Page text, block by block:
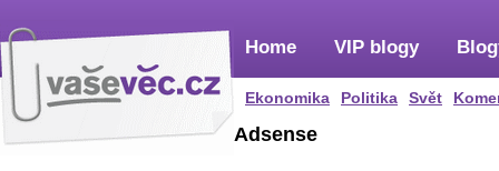
Home
Ekonomika Politika Svět
VIP blogy
Adsense